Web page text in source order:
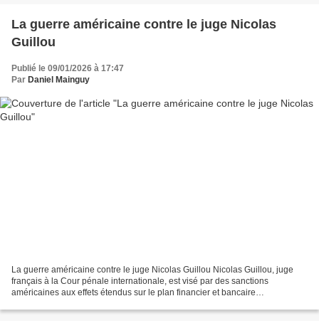
La guerre américaine contre le juge Nicolas
Guillou
Publié le 09/01/2026 à 17:47
Par Daniel Mainguy
La guerre américaine contre le juge Nicolas Guillou Nicolas Guillou, juge
français à la Cour pénale internationale, est visé par des sanctions
américaines aux effets étendus sur le plan financier et bancaire